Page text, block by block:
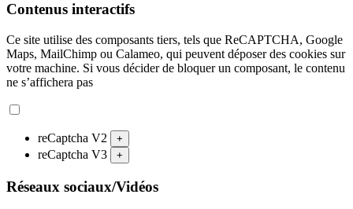
Contenus interactifs
Ce site utilise des composants tiers, tels que ReCAPTCHA, Google
Maps, MailChimp ou Calameo, qui peuvent déposer des cookies sur
votre machine. Si vous décider de bloquer un composant, le contenu
ne s’affichera pas
reCaptcha V2 +
reCaptcha V3 +
Réseaux sociaux/Vidéos